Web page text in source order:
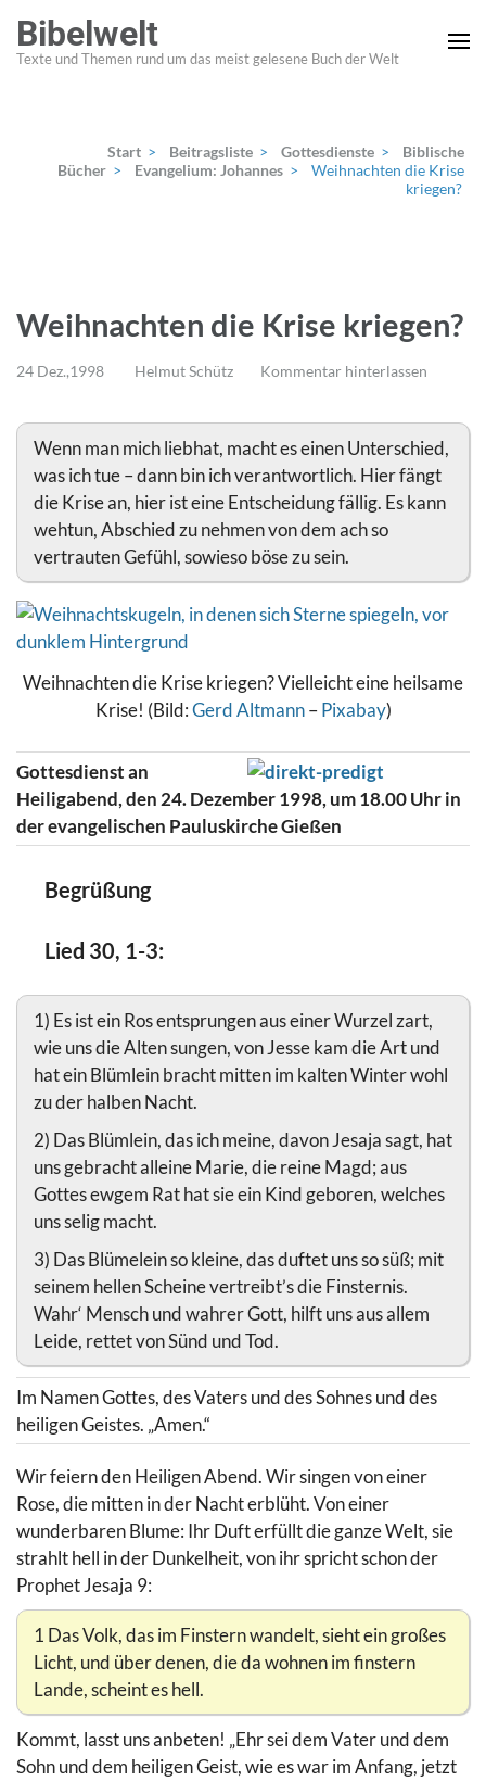
Inhalt
springen
Bibelwelt
Texte und Themen rund um das meist gelesene Buch der Welt
Start > Beitragsliste > Gottesdienste >
Biblische
Bücher > Evangelium: Johannes >
Weihnachten die Krise
kriegen?
Weihnachten die Krise kriegen?
24 Dez.,1998 Helmut Schütz Kommentar hinterlassen
Wenn man mich liebhat, macht es einen Unterschied,
was ich tue – dann bin ich verantwortlich. Hier fängt
die Krise an, hier ist eine Entscheidung fällig. Es kann
wehtun, Abschied zu nehmen von dem ach so
vertrauten Gefühl, sowieso böse zu sein.
Weihnachten die Krise kriegen? Vielleicht eine heilsame
Krise! (Bild:Gerd Altmann–Pixabay)
Gottesdienst an
Heiligabend, den 24. Dezember 1998, um 18.00 Uhr in
der evangelischen Pauluskirche Gießen
Begrüßung
Lied 30, 1-3:
1) Es ist ein Ros entsprungen aus einer Wurzel zart,
wie uns die Alten sungen, von Jesse kam die Art und
hat ein Blümlein bracht mitten im kalten Winter wohl
zu der halben Nacht.
2) Das Blümlein, das ich meine, davon Jesaja sagt, hat
uns gebracht alleine Marie, die reine Magd; aus
Gottes ewgem Rat hat sie ein Kind geboren, welches
uns selig macht.
3) Das Blümelein so kleine, das duftet uns so süß; mit
seinem hellen Scheine vertreibt’s die Finsternis.
Wahr‘ Mensch und wahrer Gott, hilft uns aus allem
Leide, rettet von Sünd und Tod.
Im Namen Gottes, des Vaters und des Sohnes und des
heiligen Geistes. „Amen.“
Wir feiern den Heiligen Abend. Wir singen von einer
Rose, die mitten in der Nacht erblüht. Von einer
wunderbaren Blume: Ihr Duft erfüllt die ganze Welt, sie
strahlt hell in der Dunkelheit, von ihr spricht schon der
Prophet Jesaja 9:
1 Das Volk, das im Finstern wandelt, sieht ein großes
Licht, und über denen, die da wohnen im finstern
Lande, scheint es hell.
Kommt, lasst uns anbeten! „Ehr sei dem Vater und dem
Sohn und dem heiligen Geist, wie es war im Anfang, jetzt